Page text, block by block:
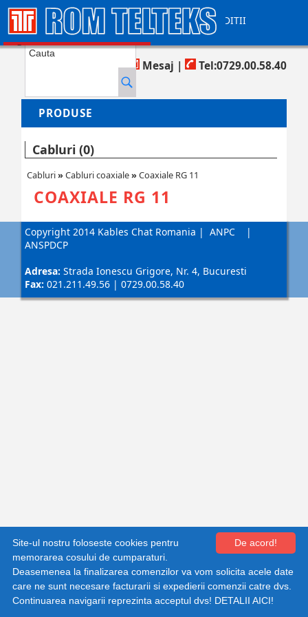
CONTACT AJUTOR TERMENI SI CONDITII
COS DE CUMPARATURI
Mesaj | Tel:0729.00.58.40
PRODUSE
Cabluri (0)
COAXIALE RG 11
Cabluri»Cabluri coaxiale»Coaxiale RG 11
Copyright 2014 Kables Chat Romania |ANPC |
ANSPDCP
Adresa: Strada Ionescu Grigore, Nr. 4, Bucuresti
Fax: 021.211.49.56 | 0729.00.58.40
De acord!
Site-ul nostru foloseste cookies pentru
memorarea cosului de cumparaturi.
Deasemenea la finalizarea comenzilor va vom solicita acele date
care ne sunt necesare facturarii si expedierii comenzii catre dvs.
Continuarea navigarii reprezinta acceptul dvs! DETALII AICI!